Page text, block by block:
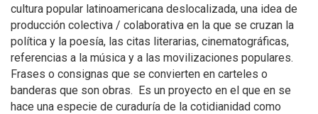
cultura popular latinoamericana deslocalizada, una idea de
producción colectiva / colaborativa en la que se cruzan la
política y la poesía, las citas literarias, cinematográficas,
referencias a la música y a las movilizaciones populares.
Frases o consignas que se convierten en carteles o
banderas que son obras.  Es un proyecto en el que en se
hace una especie de curaduría de la cotidianidad como